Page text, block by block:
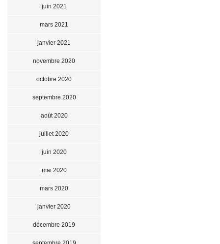
juin 2021
mars 2021
janvier 2021
novembre 2020
octobre 2020
septembre 2020
août 2020
juillet 2020
juin 2020
mai 2020
mars 2020
janvier 2020
décembre 2019